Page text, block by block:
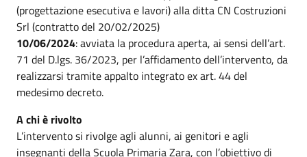
(progettazione esecutiva e lavori) alla ditta CN Costruzioni
Srl (contratto del 20/02/2025)
10/06/2024: avviata la procedura aperta, ai sensi dell’art.
71 del D.lgs. 36/2023, per l’affidamento dell’intervento, da
realizzarsi tramite appalto integrato ex art. 44 del
medesimo decreto.
A chi è rivolto
L’intervento si rivolge agli alunni, ai genitori e agli
insegnanti della Scuola Primaria Zara, con l’obiettivo di